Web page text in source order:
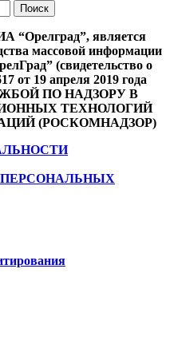
“Орелград”, является
массовой информации
(свидетельство о
от 19 апреля 2019 года
ПО НАДЗОРУ В
ТЕХНОЛОГИЙ
(РОСКОМНАДЗОР)
ПЕРСОНАЛЬНЫХ